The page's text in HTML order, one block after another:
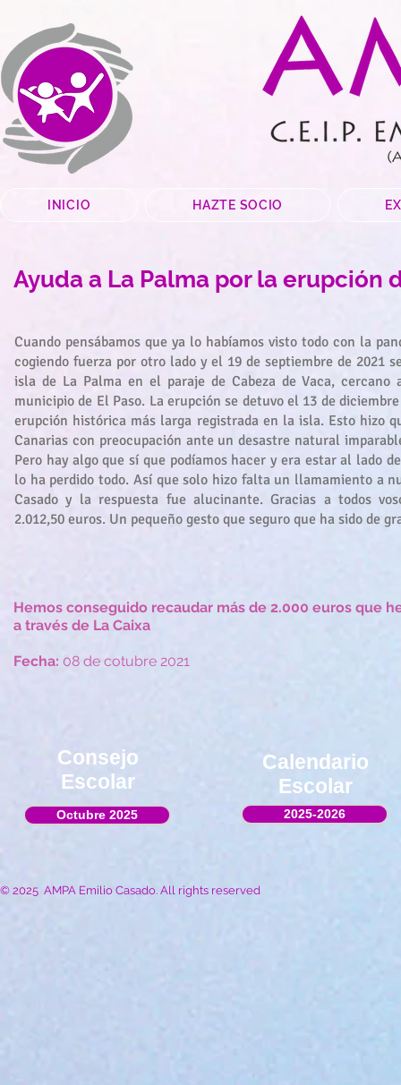
INICIO HAZTE SOCIO
Ayuda a La Palma por la erupción
Cuando pensábamos que ya lo habíamos visto todo con la
cogiendo fuerza por otro lado y el 19 de septiembre de 2021
isla de La Palma en el paraje de Cabeza de Vaca,
municipio de El Paso. La erupción se detuvo el 13 de
erupción histórica más larga registrada en la isla. Esto hizo
Canarias con preocupación ante un desastre natural
Pero hay algo que sí que podíamos hacer y era estar al lado
lo ha perdido todo. Así que solo hizo falta un llamamiento a
Casado y la respuesta fue alucinante. Gracias a todos
2.012,50 euros. Un pequeño gesto que seguro que ha sido de
Hemos conseguido recaudar más de 2.000 euros que
a través de La Caixa
Fecha: 08 de cotubre 2021
Consejo
Escolar
Octubre 2025
Calendario
Escolar
2025-2026
© 2025 AMPA Emilio Casado. All rights reserved